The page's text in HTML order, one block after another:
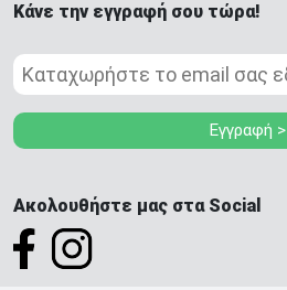
Κάνε την εγγραφή σου τώρα!
Εγγραφή >
Ακολουθήστε μας στα Social